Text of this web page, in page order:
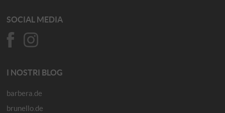
SOCIAL MEDIA
I NOSTRI BLOG
barbera.de
brunello.de